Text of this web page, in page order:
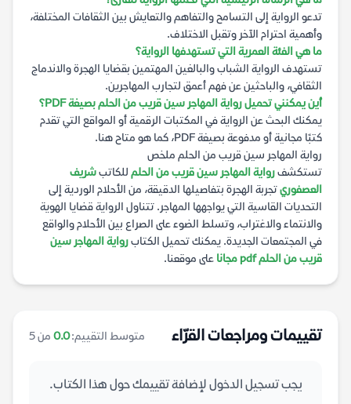
تدعو الرواية إلى التسامح والتفاهم والتعايش بين الثقافات المختلفة،
وأهمية احترام الآخر وتقبل الاختلاف.
ما هي الفئة العمرية التي تستهدفها الرواية؟
تستهدف الرواية الشباب والبالغين المهتمين بقضايا الهجرة والاندماج
الثقافي، والباحثين عن فهم أعمق لتجارب المهاجرين.
أين يمكنني تحميل رواية المهاجر سين قريب من الحلم بصيغة PDF؟
يمكنك البحث عن الرواية في المكتبات الرقمية أو المواقع التي تقدم
كتبًا مجانية أو مدفوعة بصيغة PDF، كما هو متاح هنا.
رواية المهاجر سين قريب من الحلم ملخص
تستكشفرواية المهاجر سين قريب من الحلم للكاتبشريف
العصفوريتجربة الهجرة بتفاصيلها الدقيقة، من الأحلام الوردية إلى
التحديات القاسية التي يواجهها المهاجر. تتناول الرواية قضايا الهوية
والانتماء والاغتراب، وتسلط الضوء على الصراع بين الأحلام والواقع
في المجتمعات الجديدة. يمكنك تحميل الكتابرواية المهاجر سين
قريب من الحلم pdf مجانا
على موقعنا.
تقييمات ومراجعات القرّاء متوسط التقييم:0.0 من 5
يجب تسجيل الدخول لإضافة تقييمك حول هذا الكتاب.